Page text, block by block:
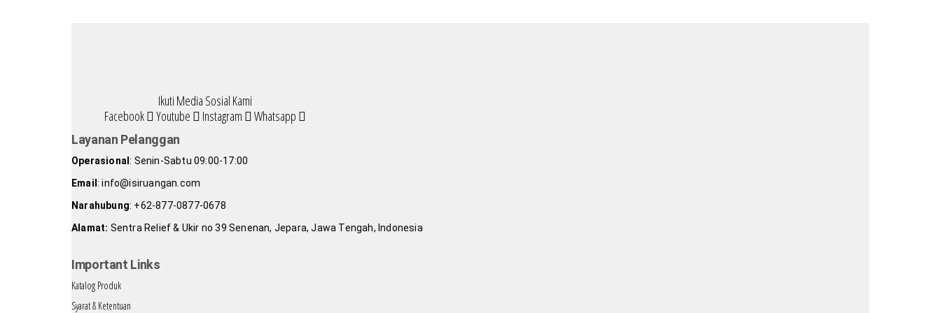
Ikuti Media Sosial Kami
Facebook
Youtube Instagram Whatsapp
Layanan Pelanggan
Operasional: Senin-Sabtu 09:00-17:00
Email : info@isiruangan.com
Narahubung: +62-877-0877-0678
Alamat: Sentra Relief & Ukir no 39 Senenan, Jepara, Jawa Tengah, Indonesia
Important Links
Katalog Produk
Syarat & Ketentuan